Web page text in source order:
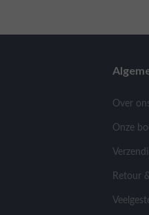
Over
Onze
Retour